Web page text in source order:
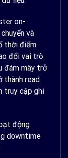
on-
và
thời điểm
đổi vai trò
đám mây trở
thành read
truy cập ghi
động
downtime